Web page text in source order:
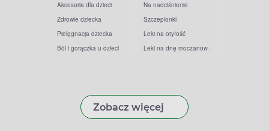
Akcesoria dla dzieci
Zdrowie dziecka
Pielęgnacja dziecka
Ból i gorączka u dzieci
Na nadciśnienie
Szczepionki
Leki na otyłość
Leki na dnę moczanową
Zobacz więcej